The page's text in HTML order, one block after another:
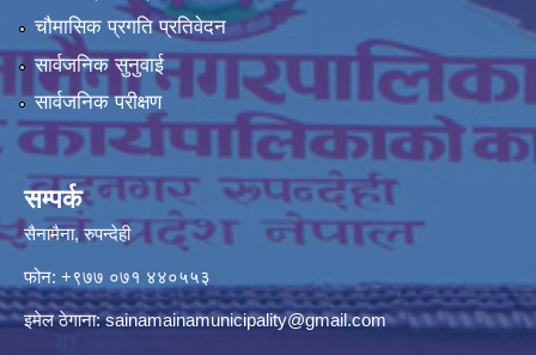
चौमासिक प्रगति प्रतिवेदन
सार्वजनिक सुनुवाई
सार्वजनिक परीक्षण
सम्पर्क
सैनामैना, रुपन्देही
फोन: +९७७ ०७१ ४४०५५३
इमेल ठेगाना:sainamainamunicipality@gmail.com